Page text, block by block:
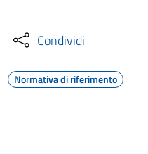
Condividi
Normativa di riferimento